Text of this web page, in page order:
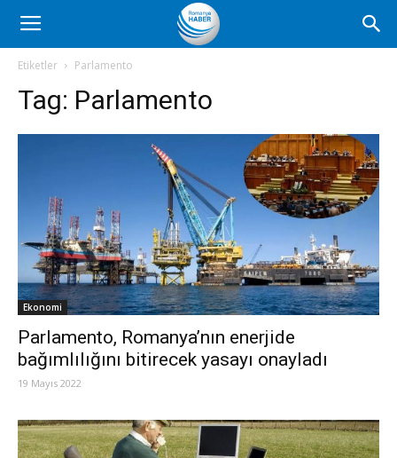
Romanya
Haber
Etiketler Parlamento
Tag: Parlamento
Ekonomi
Parlamento, Romanya’nın enerjide
bağımlılığını bitirecek yasayı onayladı
19 Mayıs 2022